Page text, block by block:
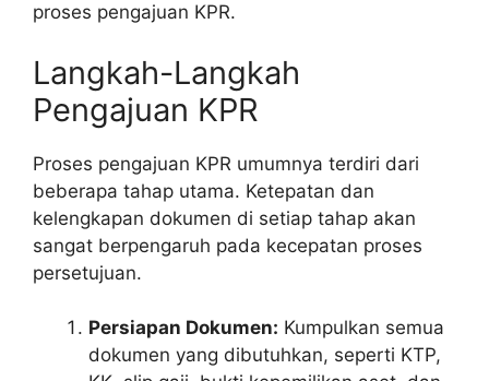
proses pengajuan KPR.
Langkah-Langkah
Pengajuan KPR
Proses pengajuan KPR umumnya terdiri dari
beberapa tahap utama. Ketepatan dan
kelengkapan dokumen di setiap tahap akan
sangat berpengaruh pada kecepatan proses
persetujuan.
Persiapan Dokumen: Kumpulkan semua
dokumen yang dibutuhkan, seperti KTP,